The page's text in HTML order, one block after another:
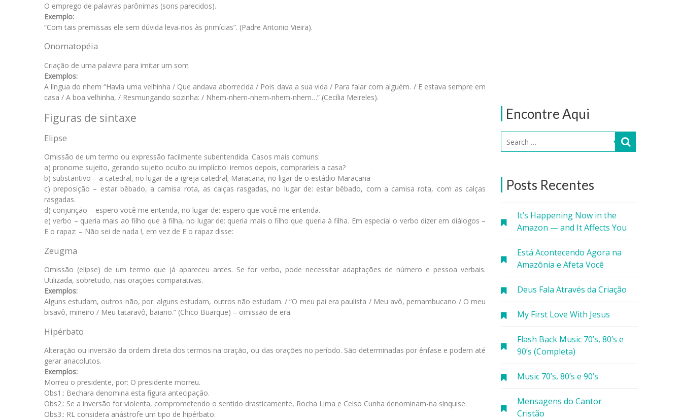
Encontre Aqui
Posts Recentes
It’s Happening Now in the
Amazon — and It Affects You
Está Acontecendo Agora na
Amazônia e Afeta Você
Deus Fala Através da Criação
My First Love With Jesus
Flash Back Music 70’s, 80’s e
90’s (Completa)
Music 70’s, 80’s e 90’s
Mensagens do Cantor
Cristão
O emprego de palavras parônimas (sons parecidos).
Exemplo:
“Com tais premissas ele sem dúvida leva-nos às primícias”. (Padre Antonio Vieira).
Onomatopéia
Criação de uma palavra para imitar um som
Exemplos:
A língua do nhem “Havia uma velhinha / Que andava aborrecida / Pois dava a sua vida / Para falar com alguém. / E estava sempre em
casa / A boa velhinha, / Resmungando sozinha: / Nhem-nhem-nhem-nhem-nhem…” (Cecília Meireles).
Figuras de sintaxe
Elipse
Omissão de um termo ou expressão facilmente subentendida. Casos mais comuns:
a) pronome sujeito, gerando sujeito oculto ou implícito: iremos depois, compraríeis a casa?
b) substantivo – a catedral, no lugar de a igreja catedral; Maracanã, no ligar de o estádio Maracanã
c) preposição – estar bêbado, a camisa rota, as calças rasgadas, no lugar de: estar bêbado, com a camisa rota, com as calças
rasgadas.
d) conjunção – espero você me entenda, no lugar de: espero que você me entenda.
e) verbo – queria mais ao filho que à filha, no lugar de: queria mais o filho que queria à filha. Em especial o verbo dizer em diálogos –
E o rapaz: – Não sei de nada !, em vez de E o rapaz disse:
Zeugma
Omissão (elipse) de um termo que já apareceu antes. Se for verbo, pode necessitar adaptações de número e pessoa verbais.
Utilizada, sobretudo, nas orações comparativas.
Exemplos:
Alguns estudam, outros não, por: alguns estudam, outros não estudam. / “O meu pai era paulista / Meu avô, pernambucano / O meu
bisavô, mineiro / Meu tataravô, baiano.” (Chico Buarque) – omissão de era.
Hipérbato
Alteração ou inversão da ordem direta dos termos na oração, ou das orações no período. São determinadas por ênfase e podem até
gerar anacolutos.
Exemplos:
Morreu o presidente, por: O presidente morreu.
Obs1.: Bechara denomina esta figura antecipação.
Obs2.: Se a inversão for violenta, comprometendo o sentido drasticamente, Rocha Lima e Celso Cunha denominam-na sínquise.
Obs3.: RL considera anástrofe um tipo de hipérbato.